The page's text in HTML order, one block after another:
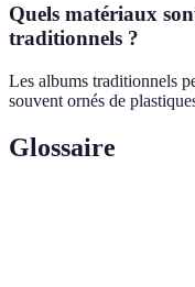
Quels matériaux
traditionnels ?
Les albums traditionnels
souvent ornés de
Glossaire